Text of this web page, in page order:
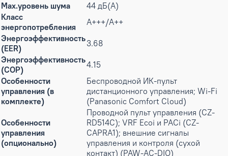
Max.уровень шума
44 дБ(А)
Класс
энергопотребления
A+++/A++
Энергоэффективность
(EER)
3.68
Энергоэффективность
(COP)
4.15
Особенности
управления (в
комплекте)
Беспроводной ИК-пульт
дистанционного управления; Wi-Fi
(Panasonic Comfort Cloud)
Особенности
управления
(опционально)
Проводной пульт управления (CZ-
RD514C); VRF Ecoi и PACi (CZ-
CAPRA1); внешние сигналы
управления и контроля (сухой
контакт) (PAW-AC-DIO)